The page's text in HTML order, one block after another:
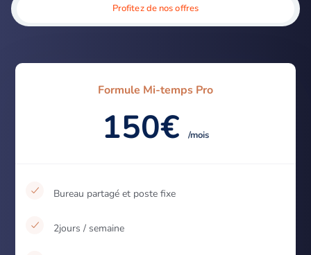
Profitez de nos offres
Formule Mi-temps Pro
150€ /mois
Bureau partagé et poste fixe
2jours / semaine